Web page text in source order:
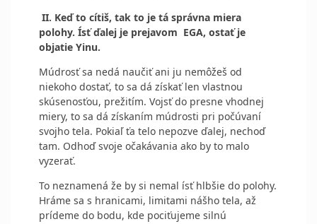
II. Keď to cítiš, tak to je tá správna miera
polohy. Ísť ďalej je prejavom EGA, ostať je
objatie Yinu.
Múdrosť sa nedá naučiť ani ju nemôžeš od
niekoho dostať, to sa dá získať len vlastnou
skúsenosťou, prežitím. Vojsť do presne vhodnej
miery, to sa dá získaním múdrosti pri počúvaní
svojho tela. Pokiaľ ťa telo nepozve ďalej, nechoď
tam. Odhoď svoje očakávania ako by to malo
vyzerať.
To neznamená že by si nemal ísť hlbšie do polohy.
Hráme sa s hranicami, limitami nášho tela, až
prídeme do bodu, kde pociťujeme silnú